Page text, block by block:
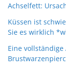
Achselfett:
Küssen ist
Sie es wirklich
Eine